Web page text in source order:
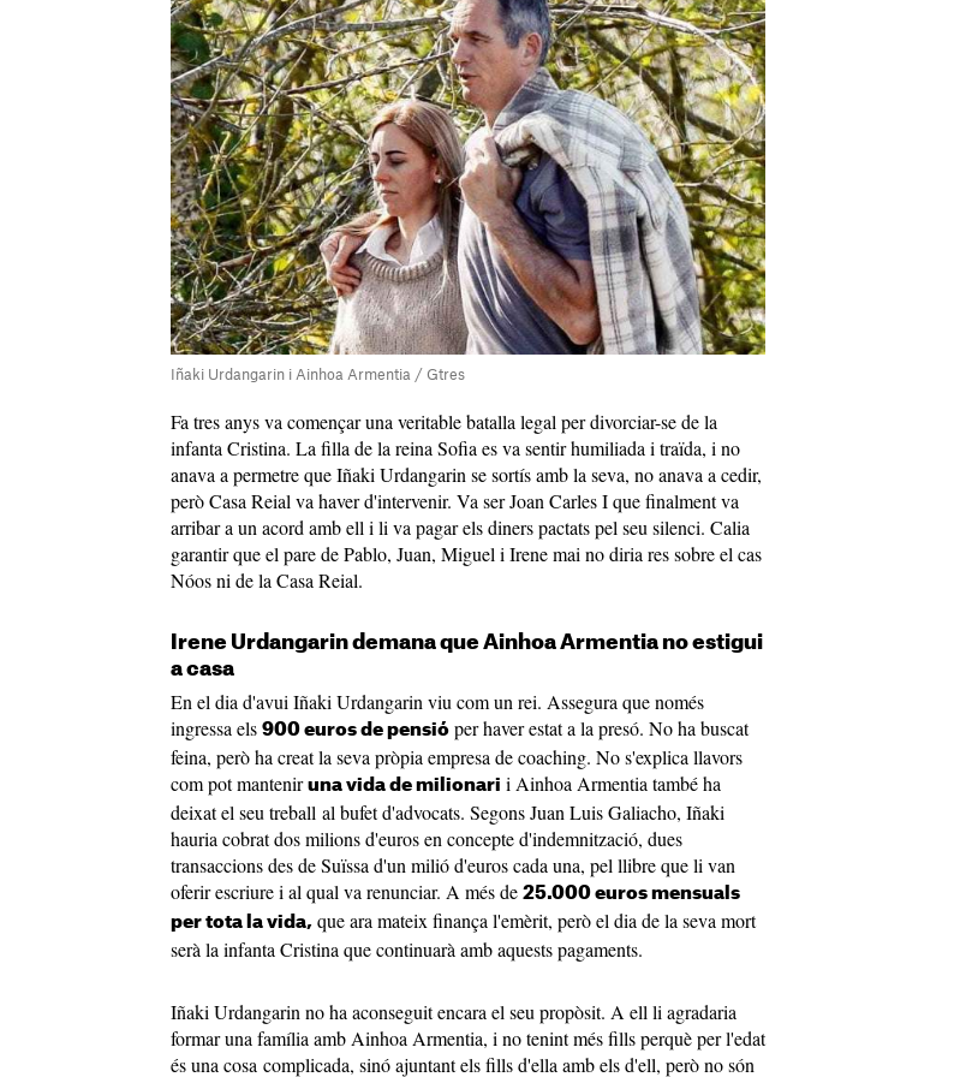
Iñaki Urdangarin i Ainhoa Armentia / Gtres
Fa tres anys va començar una veritable batalla legal per divorciar-se de la
infanta Cristina. La filla de la reina Sofia es va sentir humiliada i traïda, i no
anava a permetre que Iñaki Urdangarin se sortís amb la seva, no anava a cedir,
però Casa Reial va haver d'intervenir. Va ser Joan Carles I que finalment va
arribar a un acord amb ell i li va pagar els diners pactats pel seu silenci. Calia
garantir que el pare de Pablo, Juan, Miguel i Irene mai no diria res sobre el cas
Nóos ni de la Casa Reial.
Irene Urdangarin demana que Ainhoa Armentia no estigui
a casa
En el dia d'avui Iñaki Urdangarin viu com un rei. Assegura que només
ingressa els 900 euros de pensió per haver estat a la presó. No ha buscat
feina, però ha creat la seva pròpia empresa de coaching. No s'explica llavors
com pot mantenir una vida de milionari i Ainhoa Armentia també ha
deixat el seu treball al bufet d'advocats. Segons Juan Luis Galiacho, Iñaki
hauria cobrat dos milions d'euros en concepte d'indemnització, dues
transaccions des de Suïssa d'un milió d'euros cada una, pel llibre que li van
oferir escriure i al qual va renunciar. A més de 25.000 euros mensuals
per tota la vida, que ara mateix finança l'emèrit, però el dia de la seva mort
serà la infanta Cristina que continuarà amb aquests pagaments.
Iñaki Urdangarin no ha aconseguit encara el seu propòsit. A ell li agradaria
formar una família amb Ainhoa Armentia, i no tenint més fills perquè per l'edat
és una cosa complicada, sinó ajuntant els fills d'ella amb els d'ell, però no són